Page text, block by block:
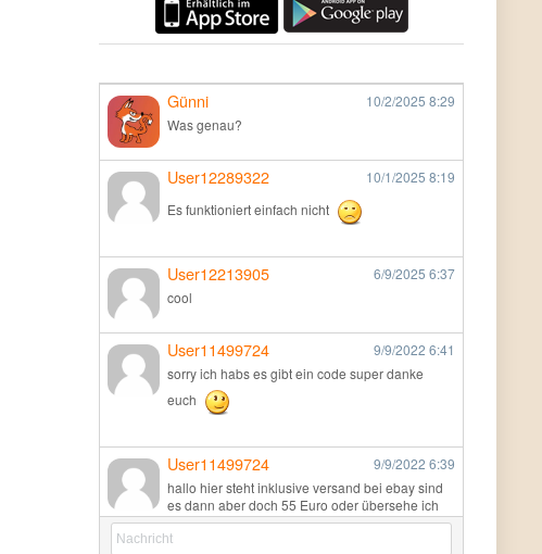
Günni 10/2/2025 8:29
Was genau?
User12289322 10/1/2025 8:19
Es funktioniert einfach nicht
User12213905 6/9/2025 6:37
cool
User11499724 9/9/2022 6:41
sorry ich habs es gibt ein code super danke
euch
User11499724 9/9/2022 6:39
hallo hier steht inklusive versand bei ebay sind
es dann aber doch 55 Euro oder übersehe ich
etwas